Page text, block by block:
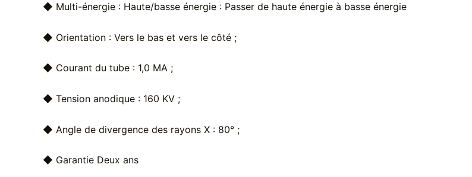
◆ Multi-énergie : Haute/basse énergie : Passer de haute énergie à basse énergie
◆ Orientation : Vers le bas et vers le côté ;
◆ Courant du tube : 1,0 MA ;
◆ Tension anodique : 160 KV ;
◆ Angle de divergence des rayons X : 80° ;
◆ Garantie Deux ans